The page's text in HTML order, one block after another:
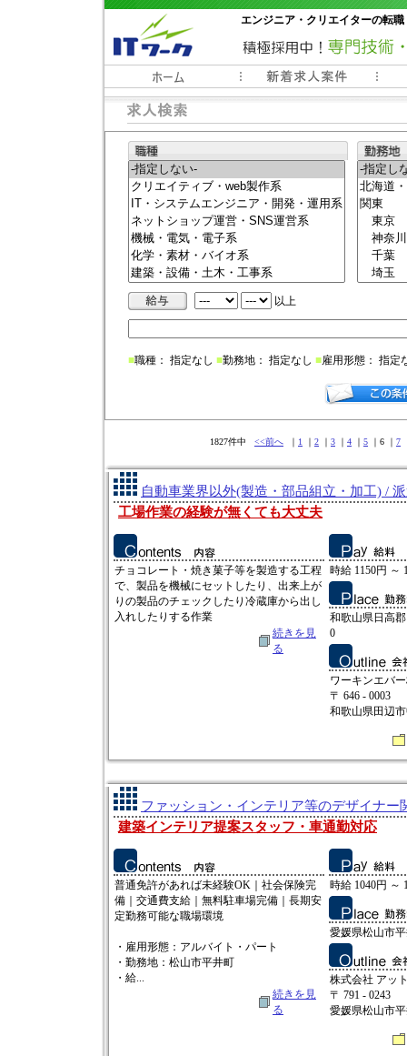
エンジニア・クリエイターの転
常時3000件以上の求人情報掲載中
以上
■職種： 指定なし ■勤務地： 指定なし ■雇用形態： 指定
1827件中 <<前へ ｜ 1 ｜ 2 ｜ 3 ｜ 4 ｜ 5 ｜6 ｜ 7
自動車業界以外(製造・部品組立・加工) /
工場作業の経験が無くても大丈夫
チョコレート・焼き菓子等を製造する工程
で、製品を機械にセットしたり、出来上が
りの製品のチェックしたり冷蔵庫から出し
入れしたりする作業
続きを見
る
時給 1150円 ～
和歌山県日高
0
ワーキンエバ
〒 646 - 0003
和歌山県田辺
ファッション・インテリア等のデザイナー
建築インテリア提案スタッフ・車通勤対応
普通免許があれば未経験OK｜社会保険完
備｜交通費支給｜無料駐車場完備｜長期安
定勤務可能な職場環境
・雇用形態：アルバイト・パート
・勤務地：松山市平井町
・給...
続きを見
る
時給 1040円 ～
愛媛県松山市
株式会社 アッ
〒 791 - 0243
愛媛県松山市